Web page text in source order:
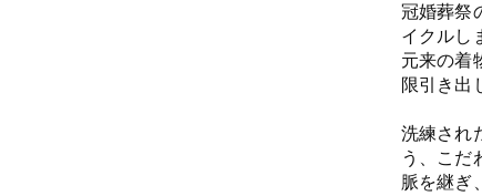
冠婚葬祭
イクルし
元来の着
限引き出
洗練され
う、こだ
脈を継ぎ